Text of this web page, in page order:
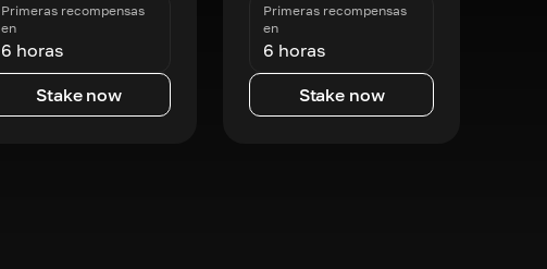
Primeras recompensas
en
6 horas
Stake now
Primeras recompensas
en
6 horas
Stake now